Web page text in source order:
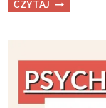
CZYTAJPŁACIĆ
SPOSOBÓW
DO